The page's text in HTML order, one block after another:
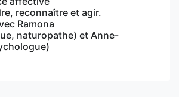
reconnaître et agir.
Ramona
naturopathe) et Anne-